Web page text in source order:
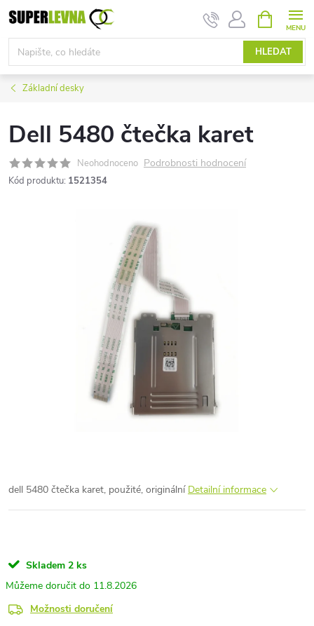
Přejít
na
obsah
HLEDAT
NÁKUPNÍ
KOŠÍK
Základní desky
Dell 5480 čtečka karet
Neohodnoceno Podrobnosti hodnocení
Kód produktu: 1521354
dell 5480 čtečka karet, použité, originální Detailní informace
Skladem 2 ks
11.8.2026
Možnosti doručení